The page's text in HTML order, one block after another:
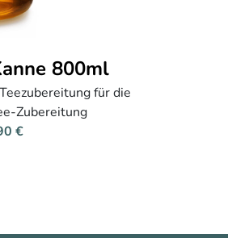
800ml
für die
Zubereitung
€